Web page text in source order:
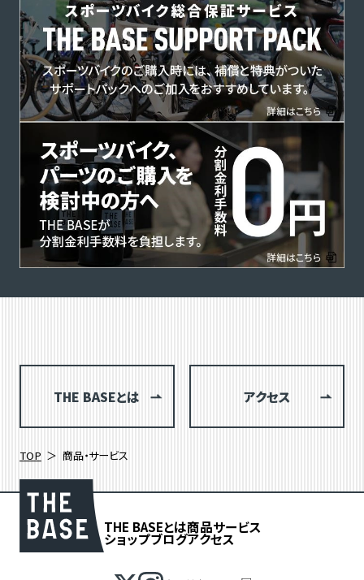
THE BASEとは アクセス
TOP 商品・サービス
THE BASEとは商品サービス
ショップブログアクセス